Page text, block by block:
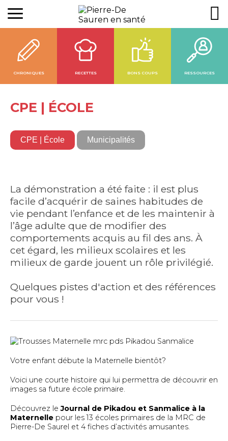
CHRONIQUES RECETTES BONS COUPS RESSOURCES
CPE | ÉCOLE
CPE | École Municipalités
La démonstration a été faite : il est plus
facile d’acquérir de saines habitudes de
vie pendant l’enfance et de les maintenir à
l’âge adulte que de modifier des
comportements acquis au fil des ans. À
cet égard, les milieux scolaires et les
milieux de garde jouent un rôle privilégié.
Quelques pistes d'action et des références
pour vous !
Votre enfant débute la Maternelle bientôt?
Voici une courte histoire qui lui permettra de découvrir en
images sa future école primaire.
Découvrez leJournal de Pikadou et Sanmalice à la
Maternelle pour les 13 écoles primaires de la MRC de
Pierre-De Saurel et 4 fiches d’activités amusantes.